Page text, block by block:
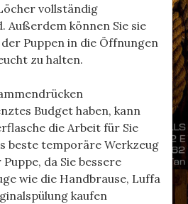
vollständig
Außerdem können Sie sie
Puppen in die Öffnungen
zu halten.
Budget haben, kann
die Arbeit für Sie
beste temporäre Werkzeug
da Sie bessere
wie die Handbrause, Luffa
kaufen